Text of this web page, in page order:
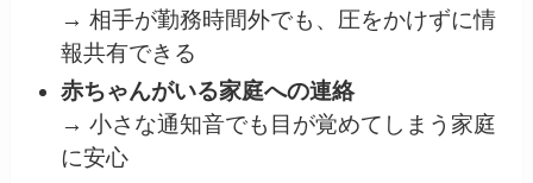
→ 相手が勤務時間外でも、圧をかけずに情
報共有できる
赤ちゃんがいる家庭への連絡
→ 小さな通知音でも目が覚めてしまう家庭
に安心